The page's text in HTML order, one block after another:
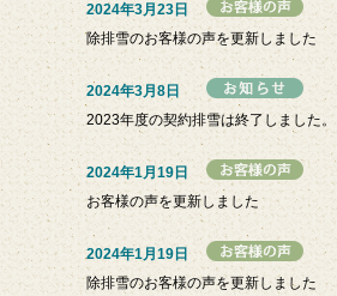
2024年3月23日
除排雪のお客様の声を更新しました
2024年3月8日
2023年度の契約排雪は終了しました。
2024年1月19日
お客様の声を更新しました
2024年1月19日
除排雪のお客様の声を更新しました